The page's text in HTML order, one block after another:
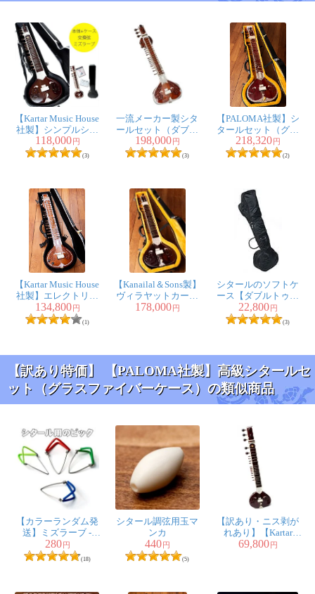
【Kartar Music House
社製】シンプルシタ
ールセット（グラス
ファイバーケース）
118,000 円
(3)
一流メーカー製シタ
ールセット（ダブル
トゥンバ）（Kanailal
＆ Sons）
198,000 円
(3)
【PALOMA社製】シ
タールセット（グラ
スファイバーケー
ス）
218,320 円
(2)
【Kartar Music House
社製】エレクトリッ
クシタールセット
（グラスファイバー
134,800円
(1)
【Kanailal＆Sons製】
ヴィラヤットカーン
スタイル シタールセ
178,000円
シタールのソフトケ
ース【ダブルトゥン
バ用】
22,800円
(3)
【訳あり特価】 【PALOMA社製】高級シタールセ
ット（グラスファイバーケース）の類似商品
【カラーランダム発
送】ミズラーブ -
Mizrab【シタール用
のピック】
280円
(18)
シタール調弦用玉マ
ンカ
440円
(5)
【訳あり・ニス剥が
れあり】【Kartar
Music House社製】シ
69,800円